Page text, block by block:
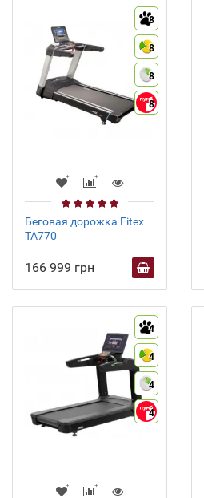
8
8
8
8
Беговая дорожка Fitex
TA770
166 999 грн
4
4
4
4